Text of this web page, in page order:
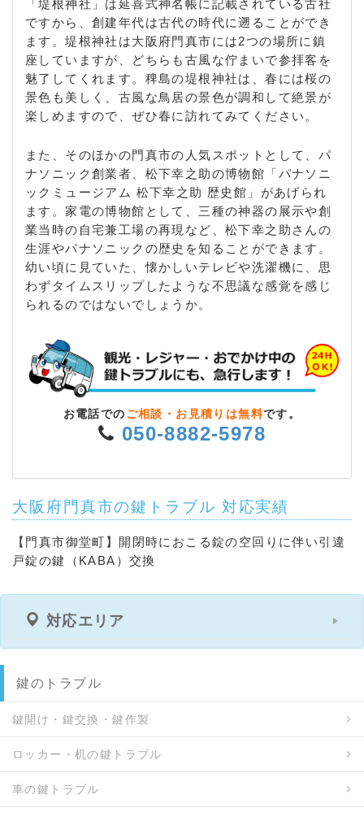
「堤根神社」は延喜式神名帳に記載されている古社
ですから、創建年代は古代の時代に遡ることができ
ます。堤根神社は大阪府門真市には2つの場所に鎮
座していますが、どちらも古風な佇まいで参拝客を
魅了してくれます。稗島の堤根神社は、春には桜の
景色も美しく、古風な鳥居の景色が調和して絶景が
楽しめますので、ぜひ春に訪れてみてください。
また、そのほかの門真市の人気スポットとして、パ
ナソニック創業者、松下幸之助の博物館「パナソニ
ックミュージアム 松下幸之助 歴史館」があげられ
ます。家電の博物館として、三種の神器の展示や創
業当時の自宅兼工場の再現など、松下幸之助さんの
生涯やパナソニックの歴史を知ることができます。
幼い頃に見ていた、懐かしいテレビや洗濯機に、思
わずタイムスリップしたような不思議な感覚を感じ
られるのではないでしょうか。
お電話での ご相談・お見積りは無料です。
050-8882-5978
大阪府門真市の鍵トラブル 対応実績
【門真市御堂町】開閉時におこる錠の空回りに伴い引違
戸錠の鍵（KABA）交換
対応エリア
鍵のトラブル
鍵開け・鍵交換・鍵作製
ロッカー・机の鍵トラブル
車の鍵トラブル